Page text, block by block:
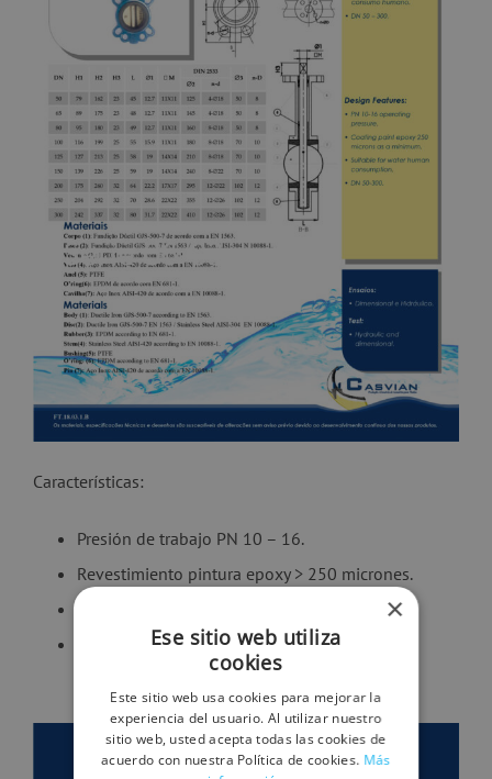
Características:
Presión de trabajo PN 10 – 16.
Revestimiento pintura epoxy > 250 micrones.
DN 50 – 300.
×
Ese sitio web utiliza
cookies
Este sitio web usa cookies para mejorar la
experiencia del usuario. Al utilizar nuestro
sitio web, usted acepta todas las cookies de
acuerdo con nuestra Política de cookies. Más